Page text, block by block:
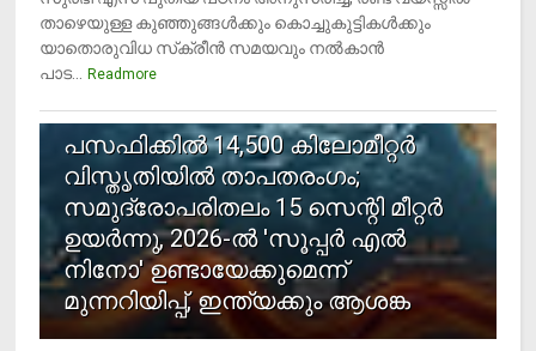
താഴെയുള്ള കുഞ്ഞുങ്ങള്‍ക്കും കൊച്ചുകുട്ടികള്‍ക്കും
യാതൊരുവിധ സ്‌ക്രീന്‍ സമയവും നല്‍കാന്‍
പാട...
Readmore
പസഫിക്കില്‍ 14,500 കിലോമീറ്റര്‍
വിസ്തൃതിയില്‍ താപതരംഗം;
സമുദ്രോപരിതലം 15 സെന്റി മീറ്റര്‍
ഉയര്‍ന്നു, 2026-ല്‍ 'സൂപ്പര്‍ എല്‍
നിനോ' ഉണ്ടായേക്കുമെന്ന്
മുന്നറിയിപ്പ്, ഇന്ത്യക്കും ആശങ്ക